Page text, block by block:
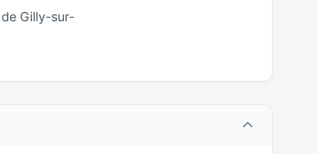
Gilly-sur-